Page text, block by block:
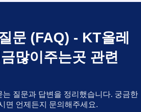
문 (FAQ) - KT올레
많이주는곳 관련
는 질문과 답변을 정리했습니다. 궁금한
면 언제든지 문의해주세요.